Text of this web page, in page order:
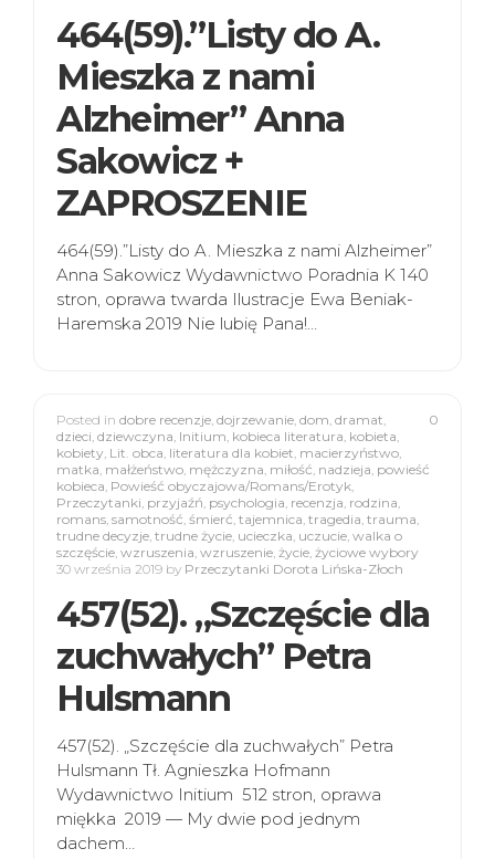
464(59).”Listy do A.
Mieszka z nami
Alzheimer” Anna
Sakowicz +
ZAPROSZENIE
464(59).”Listy do A. Mieszka z nami Alzheimer”
Anna Sakowicz Wydawnictwo Poradnia K 140
stron, oprawa twarda Ilustracje Ewa Beniak-
Haremska 2019 Nie lubię Pana!…
0
Posted in dobre recenzje, dojrzewanie, dom, dramat,
dzieci, dziewczyna, Initium, kobieca literatura, kobieta,
kobiety, Lit. obca, literatura dla kobiet, macierzyństwo,
matka, małżeństwo, mężczyzna, miłość, nadzieja, powieść
kobieca, Powieść obyczajowa/Romans/Erotyk,
Przeczytanki, przyjaźń, psychologia, recenzja, rodzina,
romans, samotność, śmierć, tajemnica, tragedia, trauma,
trudne decyzje, trudne życie, ucieczka, uczucie, walka o
szczęście, wzruszenia, wzruszenie, życie, życiowe wybory
30 września 2019 by Przeczytanki Dorota Lińska-Złoch
457(52). „Szczęście dla
zuchwałych” Petra
Hulsmann
457(52). „Szczęście dla zuchwałych” Petra
Hulsmann Tł. Agnieszka Hofmann
Wydawnictwo Initium 512 stron, oprawa
miękka 2019 — My dwie pod jednym
dachem…